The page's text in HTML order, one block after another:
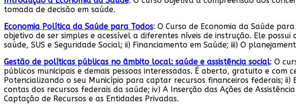
tomada de decisão em saúde.
Economia Política da Saúde para Todos: O Curso de Economia da Saúde
objetivo de ser simples e acessível a diferentes níveis de instrução. Ele
saúde, SUS e Seguridade Social; ii) Financiamento em Saúde; iii) O
Gestão de políticas públicas no âmbito local: saúde e assistência social: O
públicos municipais e demais pessoas interessadas. É aberto, gratuito e
Potencializando o seu Município para captar recursos financeiros federais; ii)
contas dos recursos federais da saúde; iv) A Inserção das Ações de
Captação de Recursos e as Entidades Privadas.